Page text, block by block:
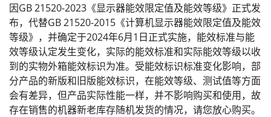
因GB 21520-2023《显示器能效限定值及能效等级》正式发
布，代替GB 21520-2015《计算机显示器能效限定值及能效
等级》，并确定于2024年6月1日正式实施，能效标准与能
效等级认定发生变化，实际的能效标准和实际能效等级以收
到的实物外箱能效标识为准。受能效标识标准变化影响，部
分产品的新版和旧版能效标识，在能效等级、测试值等方面
会有差异，但产品实际性能一样，并不影响购买和使用，故
存在销售的机器新老库存随机发货的情况，请您放心购买。